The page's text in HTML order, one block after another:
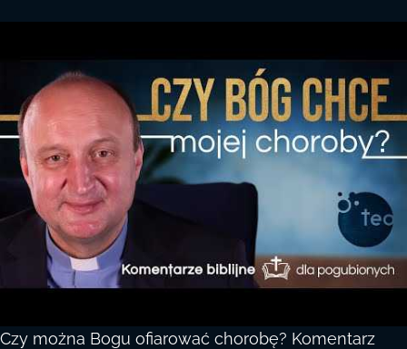
Czy można Bogu ofiarować chorobę? Komentarz